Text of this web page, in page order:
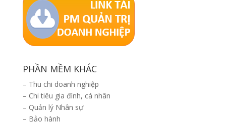
PHẦN MỀM KHÁC
– Thu chi doanh nghiệp
– Chi tiêu gia đình, cá nhân
– Quản lý Nhân sự
– Bảo hành